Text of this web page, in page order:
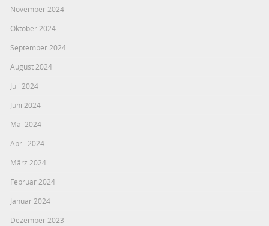
November 2024
Oktober 2024
September 2024
August 2024
Juli 2024
Juni 2024
Mai 2024
April 2024
März 2024
Februar 2024
Januar 2024
Dezember 2023